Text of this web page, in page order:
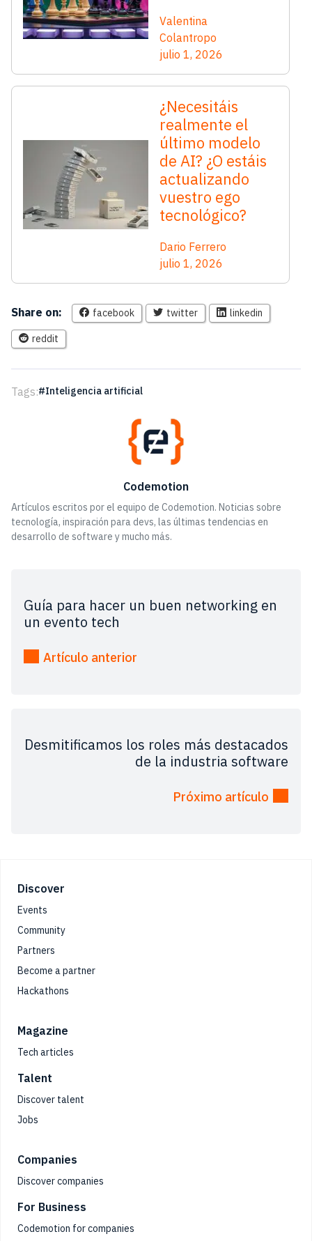
Valentina
Colantropo
julio 1, 2026
¿Necesitáis
realmente el
último modelo
de AI? ¿O estáis
actualizando
vuestro ego
tecnológico?
Dario Ferrero
julio 1, 2026
Share on: facebook twitter linkedin
reddit
Tags: Inteligencia artificial
Codemotion
Artículos escritos por el equipo de Codemotion. Noticias sobre
tecnología, inspiración para devs, las últimas tendencias en
desarrollo de software y mucho más.
Guía para hacer un buen networking en
un evento tech
Artículo anterior
Desmitificamos los roles más destacados
de la industria software
Próximo artículo
Footer
Discover
Events
Community
Partners
Become a partner
Hackathons
Magazine
Tech articles
Talent
Discover talent
Jobs
Companies
Discover companies
For Business
Codemotion for companies